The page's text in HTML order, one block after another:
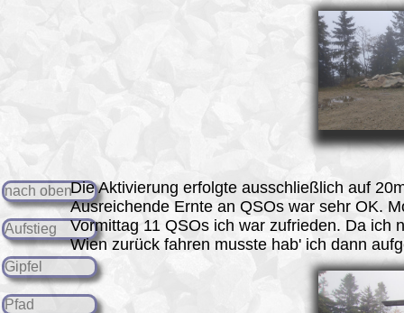
nach oben
Aufstieg
Gipfel
Pfad
Die Aktivierung erfolgte ausschließlich auf
Ausreichende Ernte an QSOs war sehr OK.
Vormittag 11 QSOs ich war zufrieden. Da ich
Wien zurück fahren musste hab' ich dann